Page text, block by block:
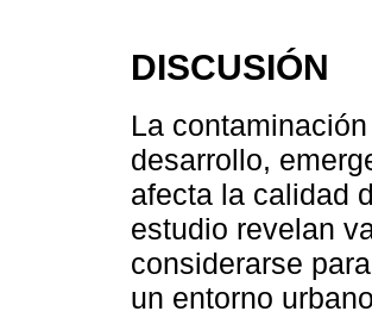
DISCUSIÓN
La
desarrollo,
afecta la calidad
estudio revelan
considerarse
un entorno